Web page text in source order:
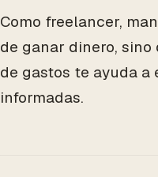
Como freelancer,
de ganar dinero,
de gastos te ayuda
informadas.